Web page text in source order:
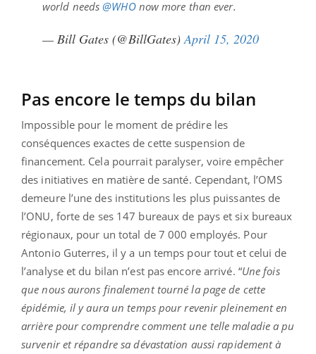
world needs@WHOnow more than ever.
— Bill Gates (@BillGates)April 15, 2020
Pas encore le temps du bilan
Impossible pour le moment de prédire les
conséquences exactes de cette suspension de
financement. Cela pourrait paralyser, voire empêcher
des initiatives en matière de santé. Cependant, l’OMS
demeure l’une des institutions les plus puissantes de
l’ONU, forte de ses 147 bureaux de pays et six bureaux
régionaux, pour un total de 7 000 employés. Pour
Antonio Guterres, il y a un temps pour tout et celui de
l’analyse et du bilan n’est pas encore arrivé. “Une fois
que nous aurons finalement tourné la page de cette
épidémie, il y aura un temps pour revenir pleinement en
arrière pour comprendre comment une telle maladie a pu
survenir et répandre sa dévastation aussi rapidement à